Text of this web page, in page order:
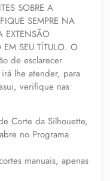
SOBRE A
SEMPRE NA
EXTENSÃO
SEU TÍTULO. O
de esclarecer
lhe atender, para
verifique nas
Corte da Silhouette,
no Programa
manuais, apenas